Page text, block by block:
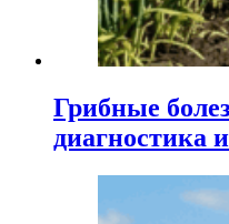
Грибные
диагностика